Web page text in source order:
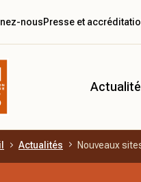
principal
nousPresse et
Actualités Nouveaux